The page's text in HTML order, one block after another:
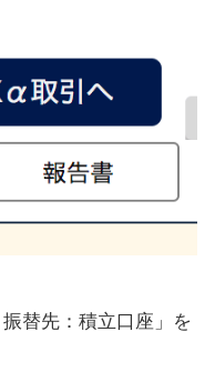
替先：積立口座」を